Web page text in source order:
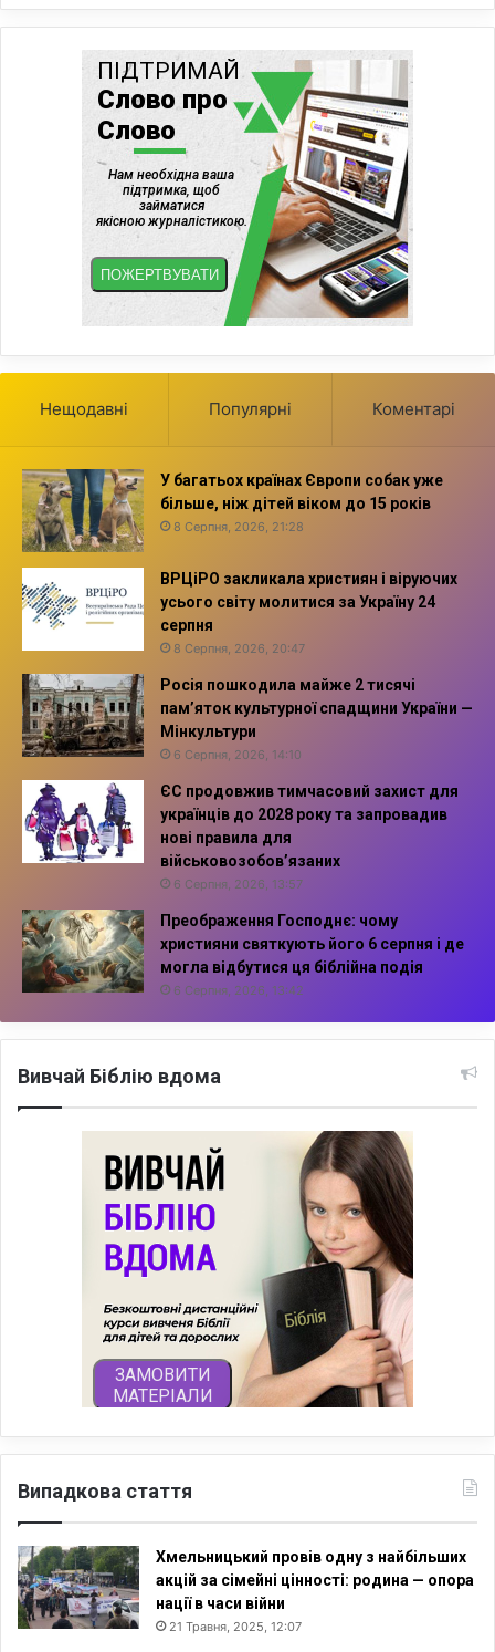
Нещодавні Популярні Коментарі
У багатьох країнах Європи собак уже
більше, ніж дітей віком до 15 років
8 Серпня, 2026, 21:28
ВРЦіРО закликала християн і віруючих
усього світу молитися за Україну 24
серпня
8 Серпня, 2026, 20:47
Росія пошкодила майже 2 тисячі
пам’яток культурної спадщини України —
Мінкультури
6 Серпня, 2026, 14:10
ЄС продовжив тимчасовий захист для
українців до 2028 року та запровадив
нові правила для
військовозобов’язаних
6 Серпня, 2026, 13:57
Преображення Господнє: чому
християни святкують його 6 серпня і де
могла відбутися ця біблійна подія
6 Серпня, 2026, 13:42
Вивчай Біблію вдома
Випадкова стаття
Хмельницький провів одну з найбільших
акцій за сімейні цінності: родина — опора
нації в часи війни
21 Травня, 2025, 12:07